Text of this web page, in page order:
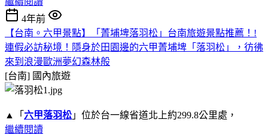
4年前
【台南。六甲景點】「菁埔埤落羽松」台南旅遊景點推薦！!
連假必訪秘境！隱身於田園邊的六甲菁埔埤「落羽松」，彷彿
來到浪漫歐洲夢幻森林般
[台南] 國內旅遊
▲「 六甲落羽松 」位於台一線省道北上約299.8公里處，
繼續閱讀